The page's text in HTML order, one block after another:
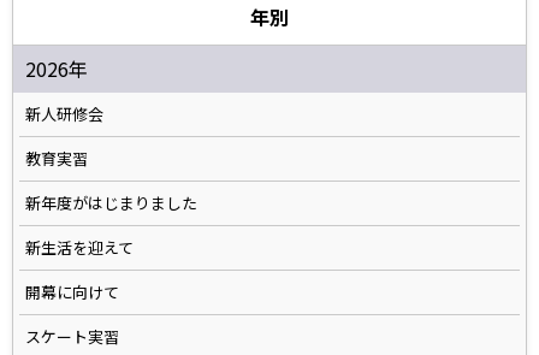
年別
2026年
新人研修会
教育実習
新年度がはじまりました
新生活を迎えて
開幕に向けて
スケート実習